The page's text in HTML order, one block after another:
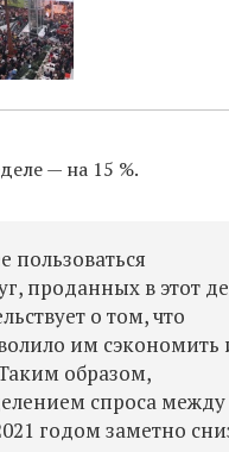
— на 15 %.
пользоваться
проданных в этот
о том, что
им сэкономить
образом,
спроса между
годом заметно